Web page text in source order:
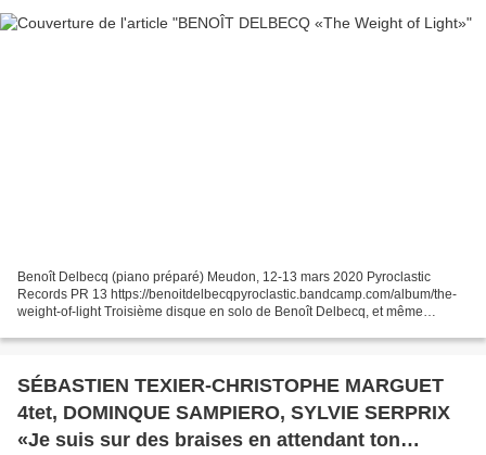
Benoît Delbecq (piano préparé) Meudon, 12-13 mars 2020 Pyroclastic
Records PR 13 https://benoitdelbecqpyroclastic.bandcamp.com/album/the-
weight-of-light Troisième disque en solo de Benoît Delbecq, et même
SÉBASTIEN TEXIER-CHRISTOPHE MARGUET
4tet, DOMINQUE SAMPIERO, SYLVIE SERPRIX
«Je suis sur des braises en attendant ton